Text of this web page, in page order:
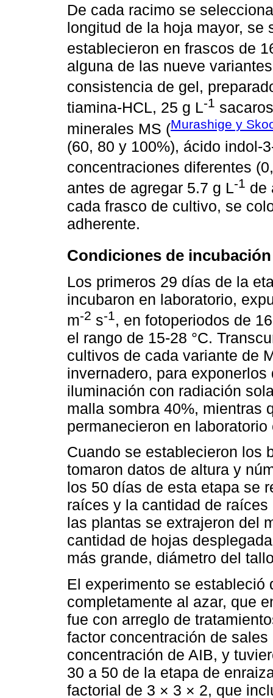
De cada racimo se
longitud de la hoja mayor, se
establecieron en frascos de
alguna de las nueve
consistencia de gel,
tiamina-HCL, 25 g L-1
minerales MS (Murashige y
(60, 80 y 100%), ácido indol-
concentraciones diferentes
antes de agregar 5.7 g L-1 de
cada frasco de cultivo, se
adherente.
Condiciones de incubación
Los primeros 29 días de la
incubaron en laboratorio,
m-2 s-1, en fotoperiodos de
el rango de 15-28 °C.
cultivos de cada variante de
invernadero, para
iluminación con radiación
malla sombra 40%, mientras
permanecieron en
Cuando se establecieron los
tomaron datos de altura y
los 50 días de esta etapa se
raíces y la cantidad de
las plantas se extrajeron del
cantidad de hojas
más grande, diámetro del
El experimento se estableció
completamente al azar, que
fue con arreglo de
factor concentración de
concentración de AIB, y
30 a 50 de la etapa de
factorial de 3 × 3 × 2, que